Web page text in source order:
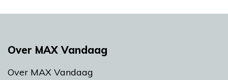
Over MAX Vandaag
Over MAX Vandaag